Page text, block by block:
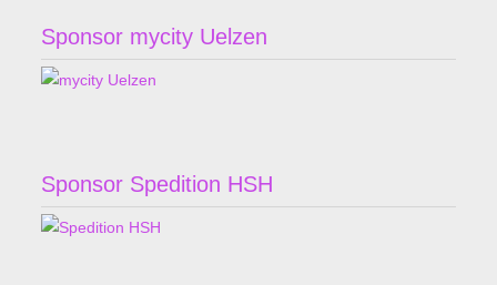
Sponsor mycity Uelzen
Sponsor Spedition HSH